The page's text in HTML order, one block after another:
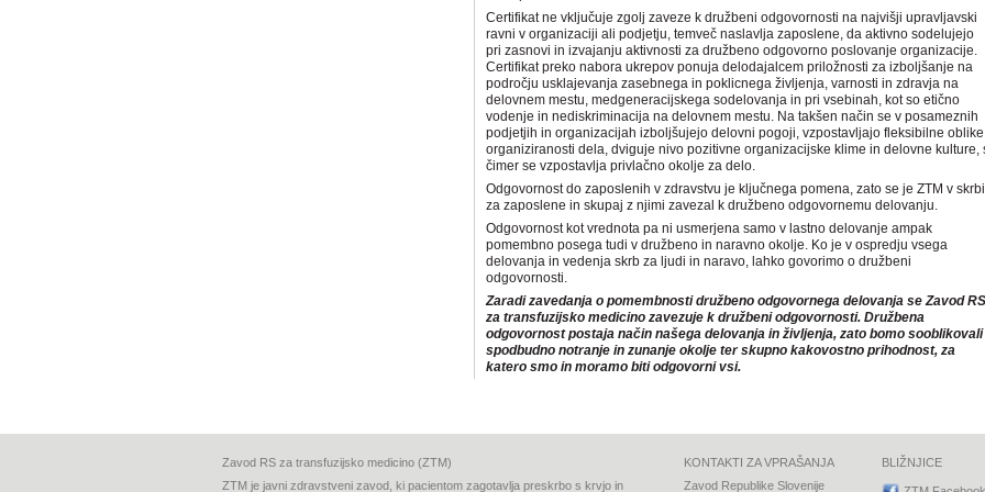
Certifikat ne vključuje zgolj zaveze k družbeni odgovornosti na najvišji upravljavski
ravni v organizaciji ali podjetju, temveč naslavlja zaposlene, da aktivno sodelujejo
pri zasnovi in izvajanju aktivnosti za družbeno odgovorno poslovanje organizacije.
Certifikat preko nabora ukrepov ponuja delodajalcem priložnosti za izboljšanje na
področju usklajevanja zasebnega in poklicnega življenja, varnosti in zdravja na
delovnem mestu, medgeneracijskega sodelovanja in pri vsebinah, kot so etično
vodenje in nediskriminacija na delovnem mestu. Na takšen način se v posameznih
podjetjih in organizacijah izboljšujejo delovni pogoji, vzpostavljajo fleksibilne oblike
organiziranosti dela, dviguje nivo pozitivne organizacijske klime in delovne kulture,
čimer se vzpostavlja privlačno okolje za delo.
Odgovornost do zaposlenih v zdravstvu je ključnega pomena, zato se je ZTM v skrbi
za zaposlene in skupaj z njimi zavezal k družbeno odgovornemu delovanju.
Odgovornost kot vrednota pa ni usmerjena samo v lastno delovanje ampak
pomembno posega tudi v družbeno in naravno okolje. Ko je v ospredju vsega
delovanja in vedenja skrb za ljudi in naravo, lahko govorimo o družbeni
odgovornosti.
Zaradi zavedanja o pomembnosti družbeno odgovornega delovanja se Zavod RS
za transfuzijsko medicino zavezuje k družbeni odgovornosti. Družbena
odgovornost postaja način našega delovanja in življenja, zato bomo sooblikovali
spodbudno notranje in zunanje okolje ter skupno kakovostno prihodnost, za
katero smo in moramo biti odgovorni vsi.
Zavod RS za transfuzijsko medicino (ZTM)
ZTM je javni zdravstveni zavod, ki pacientom zagotavlja preskrbo s krvjo in
KONTAKTI ZA VPRAŠANJA
Zavod Republike Slovenije
BLIŽNJICE